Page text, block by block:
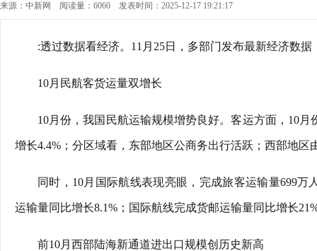
来源：中新网 阅读量：6060 发表时间：2025-12-17 19:21:17
:透过数据看经济。11月25日，多部门发布最新经济数
10月民航客货运量双增长
10月份，我国民航运输规模增势良好。客运方面，10
增长4.4%；分区域看，东部地区公商务出行活跃；西部地
同时，10月国际航线表现亮眼，完成旅客运输量699
运输量同比增长8.1%；国际航线完成货邮运输量同比增长
前10月西部陆海新通道进出口规模创历史新高